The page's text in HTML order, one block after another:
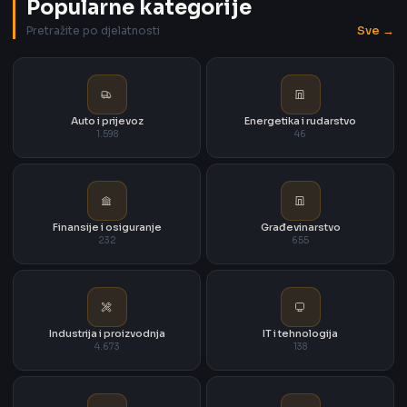
Popularne kategorije
Pretražite po djelatnosti Sve →
Auto i prijevoz
1.598
Energetika i rudarstvo
46
Finansije i osiguranje
232
Građevinarstvo
655
Industrija i proizvodnja
4.673
IT i tehnologija
138